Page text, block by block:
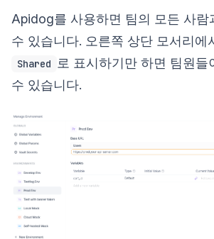
Apidog를 사용하면 팀의 모든 사람
수 있습니다. 오른쪽 상단 모서리에
Shared
로 표시하기만 하면 팀원들
수 있습니다.